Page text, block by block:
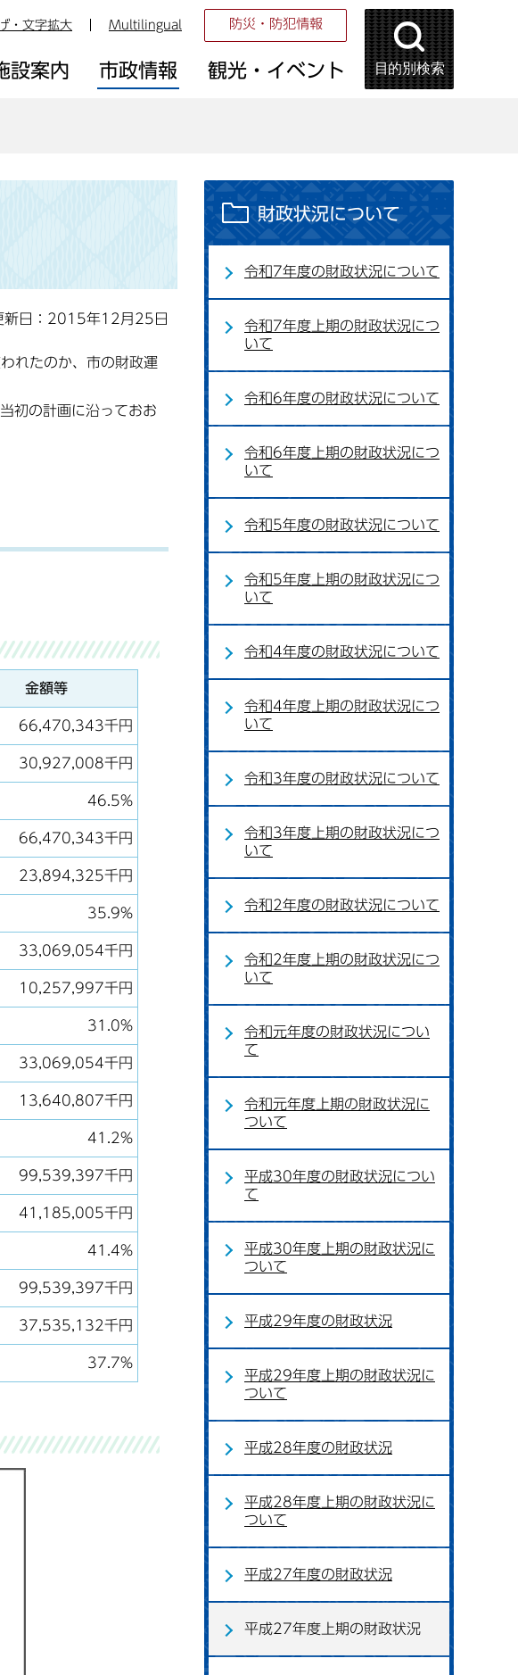
・文字拡大 Multilingual 防災・防犯情報
設案内 市政情報 観光・イベント 目的別検索
新日：2015年12月25日
れたのか、市の財政運
初の計画に沿っておお
金額等
66,470,343千円
30,927,008千円
46.5%
66,470,343千円
23,894,325千円
35.9%
33,069,054千円
10,257,997千円
31.0%
33,069,054千円
13,640,807千円
41.2%
99,539,397千円
41,185,005千円
41.4%
99,539,397千円
37,535,132千円
37.7%
財政状況について
令和7年度の財政状況について
令和7年度上期の財政状況につ
いて
令和6年度の財政状況について
令和6年度上期の財政状況につ
いて
令和5年度の財政状況について
令和5年度上期の財政状況につ
いて
令和4年度の財政状況について
令和4年度上期の財政状況につ
いて
令和3年度の財政状況について
令和3年度上期の財政状況につ
いて
令和2年度の財政状況について
令和2年度上期の財政状況につ
いて
令和元年度の財政状況につい
て
令和元年度上期の財政状況に
ついて
平成30年度の財政状況につい
て
平成30年度上期の財政状況に
ついて
平成29年度の財政状況
平成29年度上期の財政状況に
ついて
平成28年度の財政状況
平成28年度上期の財政状況に
ついて
平成27年度の財政状況
平成27年度上期の財政状況